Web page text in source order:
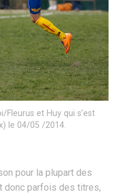
Fleurus et Huy qui s’est
le 04/05 /2014.
pour la plupart des
donc parfois des titres,